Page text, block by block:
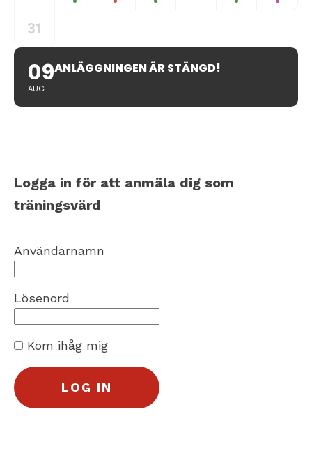
31
09
AUG
ANLÄGGNINGEN ÄR STÄNGD!
Logga in för att anmäla dig som
träningsvärd
Användarnamn
Lösenord
Kom ihåg mig